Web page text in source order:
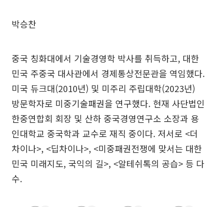
박승찬
중국 칭화대에서 기술경영학 박사를 취득하고, 대한
민국 주중국 대사관에서 경제통상전문관을 역임했다.
미국 듀크대(2010년) 및 미주리 주립대학(2023년)
방문학자로 미중기술패권을 연구했다. 현재 사단법인
한중연합회 회장 및 산하 중국경영연구소 소장과 용
인대학교 중국학과 교수로 재직 중이다. 저서로 <더
차이나>, <딥차이나>, <미중패권전쟁에 맞서는 대한
민국 미래지도, 국익의 길>, <알테쉬톡의 공습> 등 다
수.